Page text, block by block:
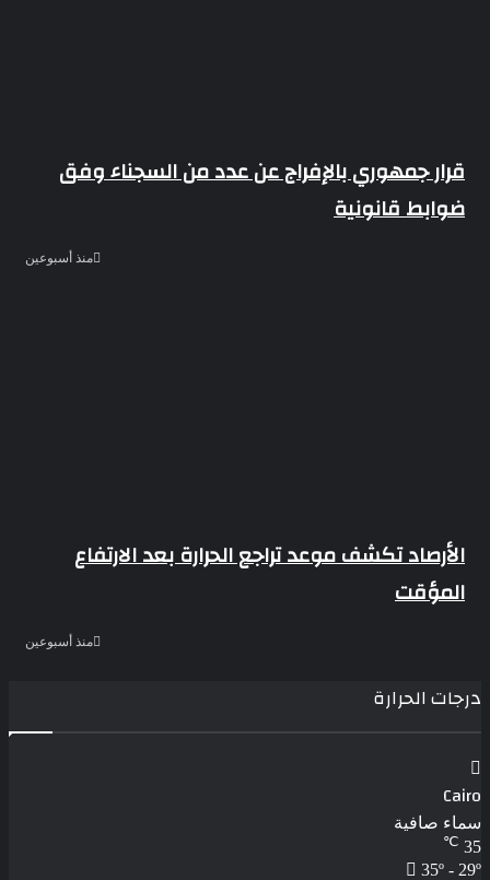
قرار جمهوري بالإفراج عن عدد من السجناء وفق
ضوابط قانونية
منذ أسبوعين
الأرصاد تكشف موعد تراجع الحرارة بعد الارتفاع
المؤقت
منذ أسبوعين
درجات الحرارة
Cairo
سماء صافية
35
℃
35º - 29º